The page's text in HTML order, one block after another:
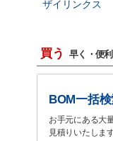
ザイリンクス
買う 早く・便
BOM一括
お手元にある大
見積りいたしま